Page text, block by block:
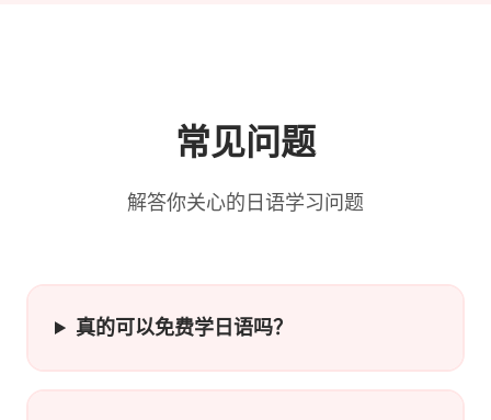
常见问题
解答你关心的日语学习问题
真的可以免费学日语吗？